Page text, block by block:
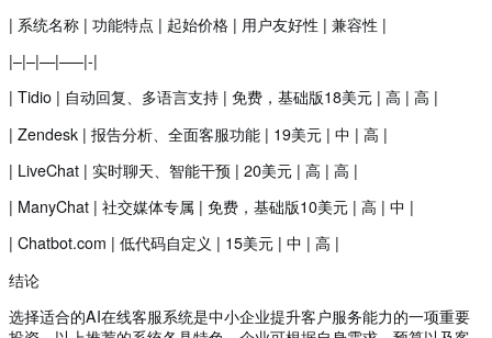
| 系统名称 | 功能特点 | 起始价格 | 用户友好性 | 兼容性 |
|–|–|—|—–|-|
| Tidio | 自动回复、多语言支持 | 免费，基础版18美元 | 高 | 高 |
| Zendesk | 报告分析、全面客服功能 | 19美元 | 中 | 高 |
| LiveChat | 实时聊天、智能干预 | 20美元 | 高 | 高 |
| ManyChat | 社交媒体专属 | 免费，基础版10美元 | 高 | 中 |
| Chatbot.com | 低代码自定义 | 15美元 | 中 | 高 |
结论
选择适合的AI在线客服系统是中小企业提升客户服务能力的一项重要